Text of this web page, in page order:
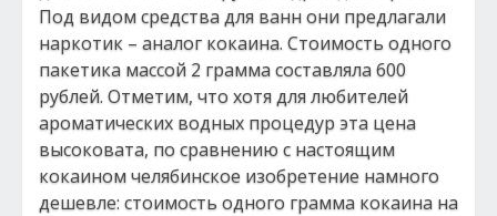
Под видом средства для ванн они предлагали
наркотик – аналог кокаина. Стоимость одного
пакетика массой 2 грамма составляла 600
рублей. Отметим, что хотя для любителей
ароматических водных процедур эта цена
высоковата, по сравнению с настоящим
кокаином челябинское изобретение намного
дешевле: стоимость одного грамма кокаина на